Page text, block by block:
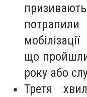
що
року або
Третя